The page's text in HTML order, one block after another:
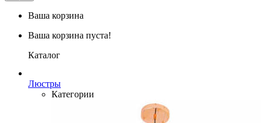
Ваша корзина
Ваша корзина пуста!
Каталог
Люстры
Категории